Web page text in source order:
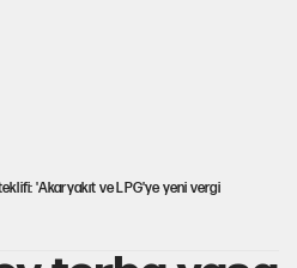
'Akaryakıt ve LPG'ye yeni vergi